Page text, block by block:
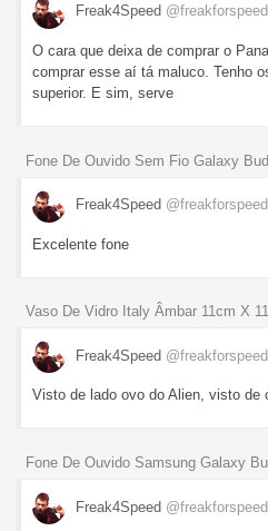
Freak4Speed @freakforspeed
O cara que deixa de comprar o
comprar esse aí tá maluco. Tenho
superior. E sim, serve
Fone De Ouvido Sem Fio Galaxy
Freak4Speed @freakforspeed
Excelente fone
Vaso De Vidro Italy Âmbar 11cm X
Freak4Speed @freakforspeed
Visto de lado ovo do Alien, visto de
Fone De Ouvido Samsung Galaxy
Freak4Speed @freakforspeed